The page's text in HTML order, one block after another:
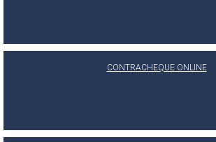
CONTRACHEQUE ONLINE